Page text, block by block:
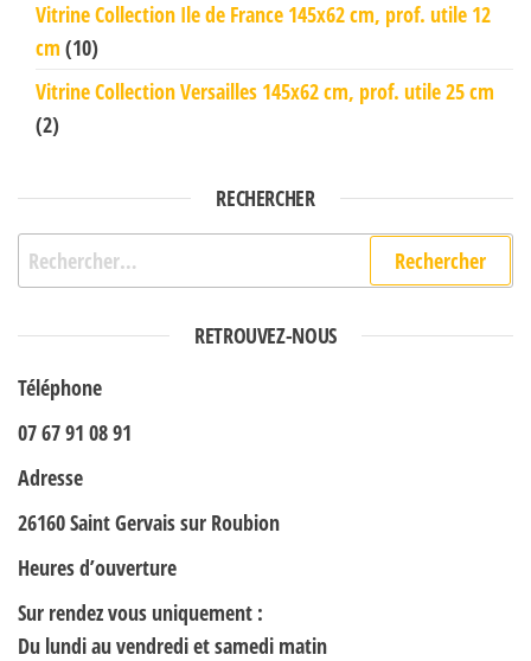
Vitrine Collection Ile de France 145x62 cm, prof. utile 12
cm (10)
Vitrine Collection Versailles 145x62 cm, prof. utile 25 cm
(2)
RECHERCHER
Rechercher :
RETROUVEZ-NOUS
Téléphone
07 67 91 08 91
Adresse
26160 Saint Gervais sur Roubion
Heures d’ouverture
Sur rendez vous uniquement :
Du lundi au vendredi et samedi matin